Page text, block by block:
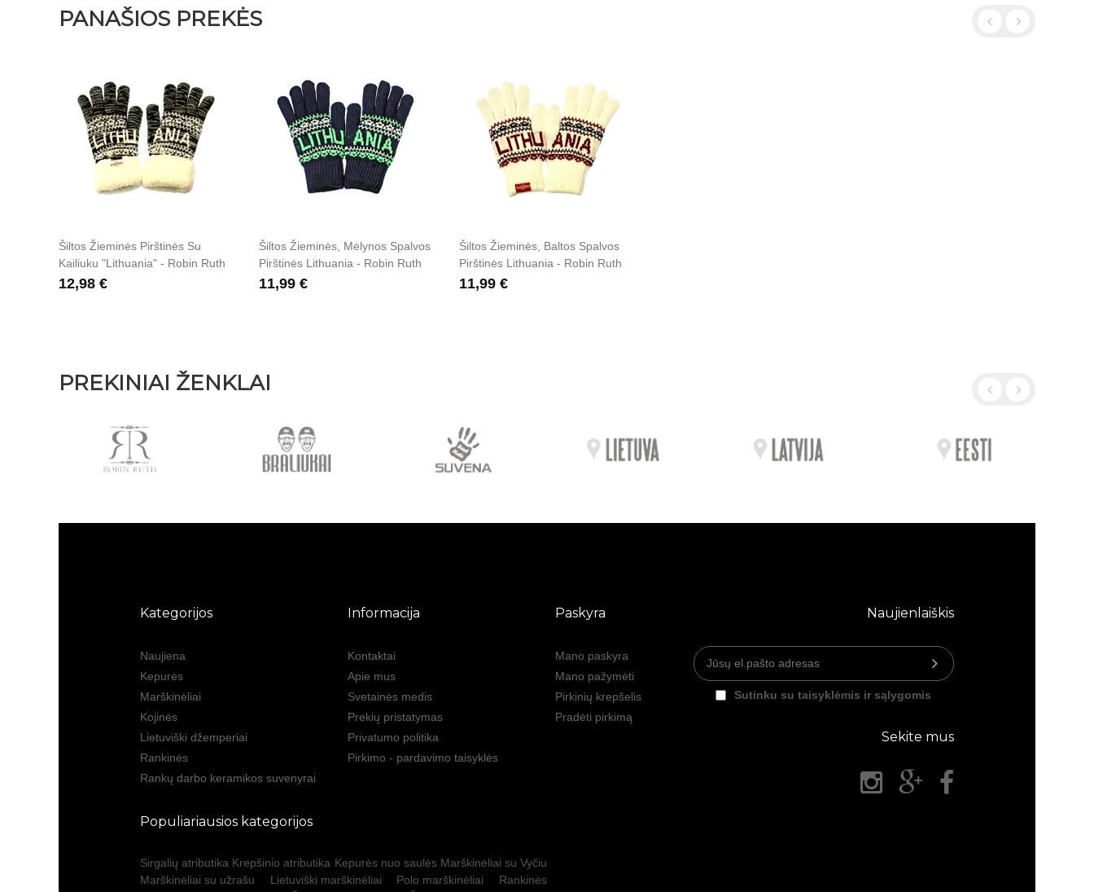
PANAŠIOS PREKĖS
Šiltos Žieminės Pirštinės Su
Kailiuku "Lithuania" - Robin Ruth
12,98 €
Šiltos Žieminės, Mėlynos Spalvos
Pirštinės Lithuania - Robin Ruth
11,99 €
Šiltos Žieminės, Baltos Spalvos
Pirštinės Lithuania - Robin Ruth
11,99 €
PREKINIAI ŽENKLAI
Kategorijos
Naujiena
Kepurės
Marškinėliai
Kojinės
Lietuviški džemperiai
Rankinės
Rankų darbo keramikos suvenyrai
Informacija
Kontaktai
Apie mus
Svetainės medis
Prekių pristatymas
Privatumo politika
Pirkimo - pardavimo taisyklės
Paskyra
Mano paskyra
Mano pažymėti
Pirkinių krepšelis
Pradėti pirkimą
Naujienlaiškis
Sutinku su taisyklėmis ir sąlygomis
Sekite mus
Populiariausios kategorijos
Sirgalių atributika Krepšinio atributika Kepurės nuo saulės Marškinėliai su Vyčiu
Marškinėliai su užrašu
Lietuviški marškinėliai Polo marškinėliai
Rankinės